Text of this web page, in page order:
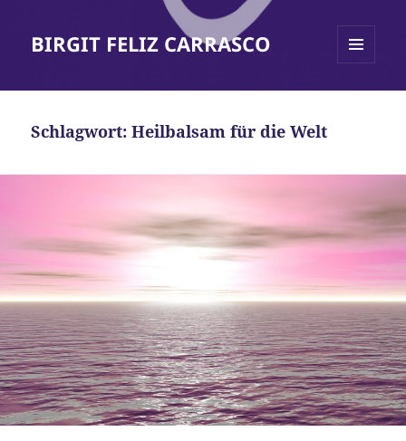
BIRGIT FELIZ CARRASCO
Schlagwort:Heilbalsam für die Welt